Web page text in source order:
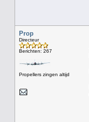
Prop
Directeur
Berichten: 267
Propellers zingen altijd